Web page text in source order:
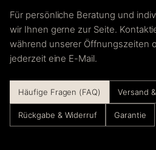
Für persönliche Beratung und
wir Ihnen gerne zur Seite.
während unserer Öffnungszeiten
jederzeit eine E-Mail.
Häufige Fragen (FAQ) Versand
Rückgabe & Widerruf Garantie